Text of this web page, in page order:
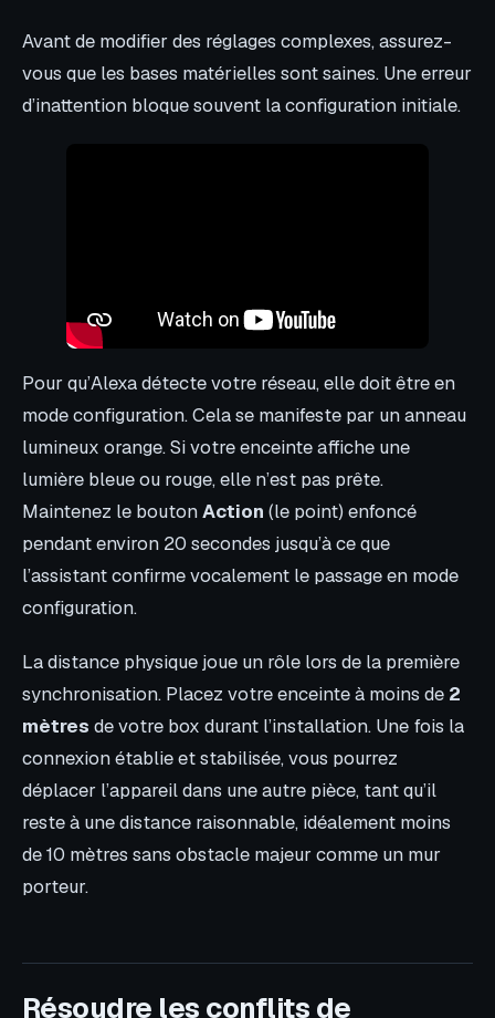
Avant de modifier des réglages complexes, assurez-
vous que les bases matérielles sont saines. Une erreur
d’inattention bloque souvent la configuration initiale.
Pour qu’Alexa détecte votre réseau, elle doit être en
mode configuration. Cela se manifeste par un anneau
lumineux orange. Si votre enceinte affiche une
lumière bleue ou rouge, elle n’est pas prête.
Maintenez le boutonAction (le point) enfoncé
pendant environ 20 secondes jusqu’à ce que
l’assistant confirme vocalement le passage en mode
configuration.
La distance physique joue un rôle lors de la première
synchronisation. Placez votre enceinte à moins de 2
mètres de votre box durant l’installation. Une fois la
connexion établie et stabilisée, vous pourrez
déplacer l’appareil dans une autre pièce, tant qu’il
reste à une distance raisonnable, idéalement moins
de 10 mètres sans obstacle majeur comme un mur
porteur.
Résoudre les conflits de